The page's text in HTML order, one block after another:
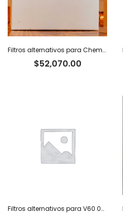
Filtros alternativos para Chemex x 100 u.
$52,070.00
Filtros alternativos para V60 02 x 100 u.